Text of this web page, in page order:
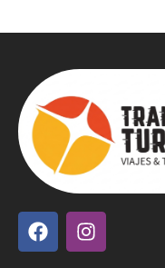
F
a
I
n